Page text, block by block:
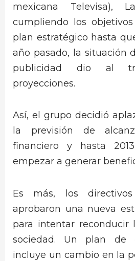
mexicana Televisa),
cumpliendo los
plan estratégico hasta
año pasado, la situación
publicidad dio al
proyecciones.
Así, el grupo decidió
la previsión de
financiero y hasta
empezar a generar
Es más, los
aprobaron una nueva
para intentar reconducir
sociedad. Un plan de
incluye un cambio en la